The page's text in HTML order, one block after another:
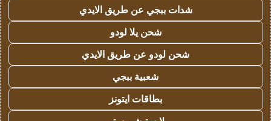
شدات ببجي عن طريق الايدي
شحن يلا لودو
شحن لودو عن طريق الايدي
شعبية ببجي
بطاقات ايتونز